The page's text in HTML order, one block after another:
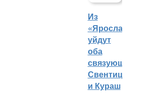
Из
«Ярославича»
уйдут
оба
связующих:
Свентицкис
и Кураш